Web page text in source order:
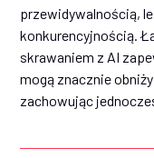
przewidywalnością,
konkurencyjnością.
skrawaniem z AI
mogą znacznie
zachowując